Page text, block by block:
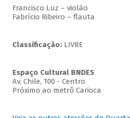
Francisco Luz – violão
Fabrício Ribeiro – flauta
Classificação:LIVRE
Espaço Cultural BNDES
Av, Chile, 100 - Centro
Próximo ao metrô Carioca